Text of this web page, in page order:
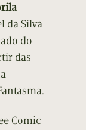
da Silva
do
das
Comic